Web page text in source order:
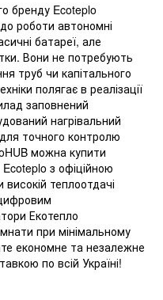
бренду Ecoteplo
роботи автономні
батареї, але
Вони не потребують
труб чи капітального
полягає в реалізації
заповнений
нагрівальний
точного контролю
можна купити
Ecoteplo з офіційною
теплоотдачі
Екотепло
при мінімальному
економне та незалежне
по всій Україні!